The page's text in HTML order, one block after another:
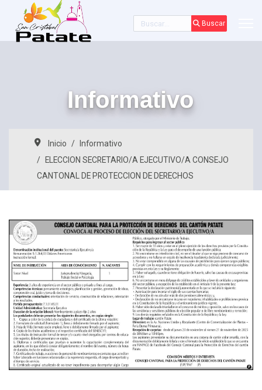
Buscar Buscar
Informativo
Inicio
Informativo
ELECCION SECRETARIO/A EJECUTIVO/A CONSEJO
CANTONAL DE PROTECCION DE DERECHOS